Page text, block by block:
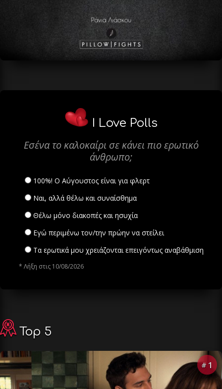
I Love Polls
Εσένα το καλοκαίρι σε κάνει πιο ερωτικό
άνθρωπο;
100%! Ο Αύγουστος είναι για φλερτ
Ναι, αλλά θέλω και συναίσθημα
Θέλω μόνο διακοπές και ησυχία
Εγώ περιμένω τον/την πρώην να στείλει
Τα ερωτικά μου χρειάζονται επειγόντως αναβάθμιση
* Λήξη στις 10/08/2026
Top 5
# 1